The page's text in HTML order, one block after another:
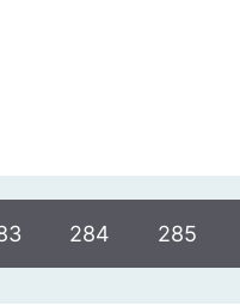
284 285